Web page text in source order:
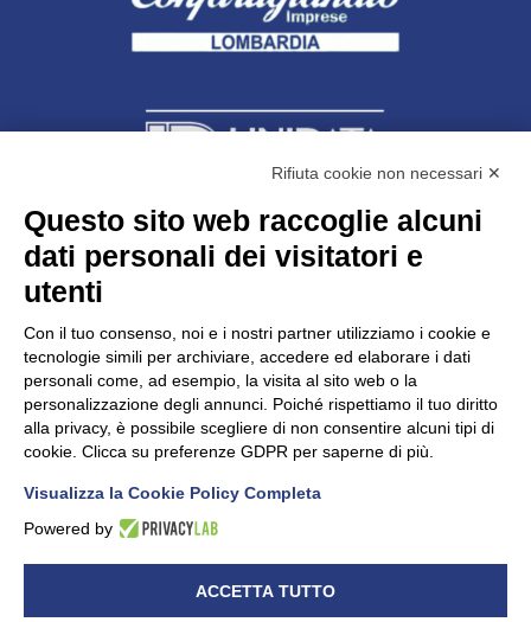
Unidata s.r.lcon unico socio
Largo dell’Artigianato, 1 - 23100 Sondrio
C.F. 00481790145 - N.REA SO-36426
PEC: unidata.sondrio@legalmail.it
Cap. soc. euro 100.000,00 i.v.
UNIDATA - Informativa privacy (per i clienti)
Rifiuta cookie non necessari ✕
Questo sito web raccoglie alcuni
dati personali dei visitatori e
utenti
Con il tuo consenso, noi e i nostri partner utilizziamo i cookie e
tecnologie simili per archiviare, accedere ed elaborare i dati
personali come, ad esempio, la visita al sito web o la
personalizzazione degli annunci. Poiché rispettiamo il tuo diritto
alla privacy, è possibile scegliere di non consentire alcuni tipi di
cookie. Clicca su preferenze GDPR per saperne di più.
Visualizza la Cookie Policy Completa
Powered by
ACCETTA TUTTO